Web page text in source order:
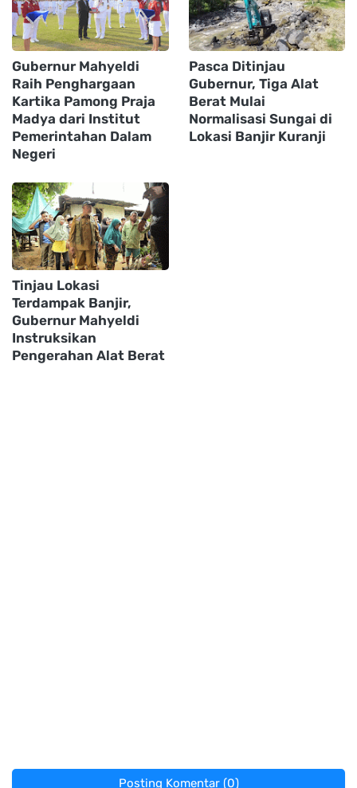
Gubernur Mahyeldi
Raih Penghargaan
Kartika Pamong Praja
Madya dari Institut
Pemerintahan Dalam
Negeri
Pasca Ditinjau
Gubernur, Tiga Alat
Berat Mulai
Normalisasi Sungai di
Lokasi Banjir Kuranji
Tinjau Lokasi
Terdampak Banjir,
Gubernur Mahyeldi
Instruksikan
Pengerahan Alat Berat
Posting Komentar (0)